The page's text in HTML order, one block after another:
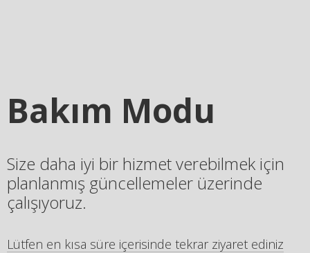
Bakım Modu
Size daha iyi bir hizmet verebilmek için
planlanmış güncellemeler üzerinde
çalışıyoruz.
Lütfen en kısa süre içerisinde tekrar ziyaret ediniz